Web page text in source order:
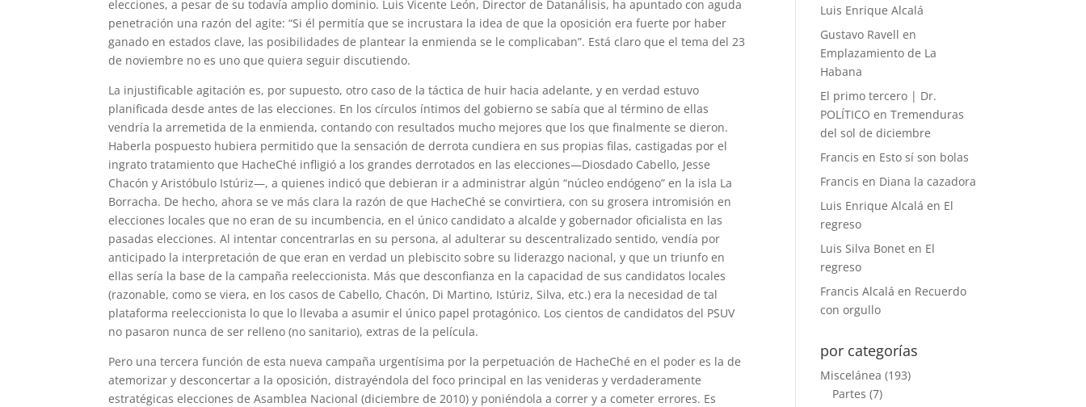
elecciones, a pesar de su todavía amplio dominio. Luis Vicente León, Director de Datanálisis, ha apuntado con aguda
penetración una razón del agite: “Si él permitía que se incrustara la idea de que la oposición era fuerte por haber
ganado en estados clave, las posibilidades de plantear la enmienda se le complicaban”. Está claro que el tema del 23
de noviembre no es uno que quiera seguir discutiendo.
La injustificable agitación es, por supuesto, otro caso de la táctica de huir hacia adelante, y en verdad estuvo
planificada desde antes de las elecciones. En los círculos íntimos del gobierno se sabía que al término de ellas
vendría la arremetida de la enmienda, contando con resultados mucho mejores que los que finalmente se dieron.
Haberla pospuesto hubiera permitido que la sensación de derrota cundiera en sus propias filas, castigadas por el
ingrato tratamiento que HacheChé infligió a los grandes derrotados en las elecciones—Diosdado Cabello, Jesse
Chacón y Aristóbulo Istúriz—, a quienes indicó que debieran ir a administrar algún “núcleo endógeno” en la isla La
Borracha. De hecho, ahora se ve más clara la razón de que HacheChé se convirtiera, con su grosera intromisión en
elecciones locales que no eran de su incumbencia, en el único candidato a alcalde y gobernador oficialista en las
pasadas elecciones. Al intentar concentrarlas en su persona, al adulterar su descentralizado sentido, vendía por
anticipado la interpretación de que eran en verdad un plebiscito sobre su liderazgo nacional, y que un triunfo en
ellas sería la base de la campaña reeleccionista. Más que desconfianza en la capacidad de sus candidatos locales
(razonable, como se viera, en los casos de Cabello, Chacón, Di Martino, Istúriz, Silva, etc.) era la necesidad de tal
plataforma reeleccionista lo que lo llevaba a asumir el único papel protagónico. Los cientos de candidatos del PSUV
no pasaron nunca de ser relleno (no sanitario), extras de la película.
Pero una tercera función de esta nueva campaña urgentísima por la perpetuación de HacheChé en el poder es la de
atemorizar y desconcertar a la oposición, distrayéndola del foco principal en las venideras y verdaderamente
estratégicas elecciones de Asamblea Nacional (diciembre de 2010) y poniéndola a correr y a cometer errores. Es
Luis Enrique Alcalá
Gustavo Ravell en
Emplazamiento de La
Habana
El primo tercero | Dr.
POLÍTICO enTremenduras
del sol de diciembre
Francis en Esto sí son bolas
Francis en Diana la cazadora
Luis Enrique Alcalá en El
regreso
Luis Silva Bonet en El
regreso
Francis Alcalá en Recuerdo
con orgullo
por categorías
Miscelánea (193)
Partes (7)